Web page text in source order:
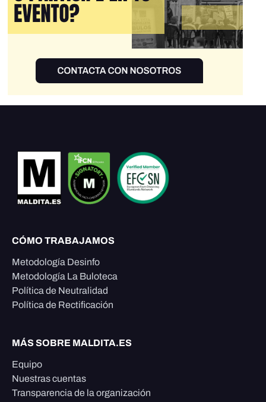
CÓMO TRABAJAMOS
Metodología Desinfo
Metodología La Buloteca
Política de Neutralidad
Política de Rectificación
MÁS SOBRE MALDITA.ES
Equipo
Nuestras cuentas
Transparencia de la organización